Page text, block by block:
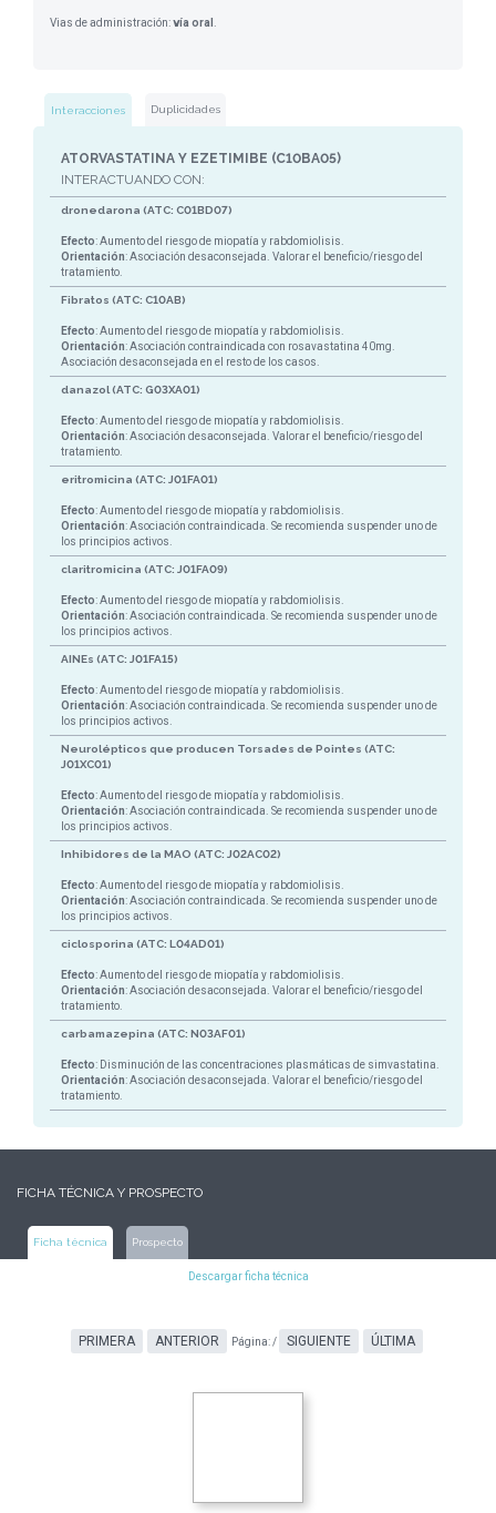
Vias de administración:vía oral
Interacciones Duplicidades
ATORVASTATINA Y EZETIMIBE (C10BA05)
INTERACTUANDO CON:
dronedarona (ATC: C01BD07)
Efecto: Aumento del riesgo de miopatía y rabdomiolisis.
Orientación: Asociación desaconsejada. Valorar el beneficio/riesgo del
tratamiento.
Fibratos (ATC: C10AB)
Efecto: Aumento del riesgo de miopatía y rabdomiolisis.
Orientación: Asociación contraindicada con rosavastatina 40mg.
Asociación desaconsejada en el resto de los casos.
danazol (ATC: G03XA01)
Efecto: Aumento del riesgo de miopatía y rabdomiolisis.
Orientación: Asociación desaconsejada. Valorar el beneficio/riesgo del
tratamiento.
eritromicina (ATC: J01FA01)
Efecto: Aumento del riesgo de miopatía y rabdomiolisis.
Orientación: Asociación contraindicada. Se recomienda suspender uno de
los principios activos.
claritromicina (ATC: J01FA09)
Efecto: Aumento del riesgo de miopatía y rabdomiolisis.
Orientación: Asociación contraindicada. Se recomienda suspender uno de
los principios activos.
AINEs (ATC: J01FA15)
Efecto: Aumento del riesgo de miopatía y rabdomiolisis.
Orientación: Asociación contraindicada. Se recomienda suspender uno de
los principios activos.
Neurolépticos que producen Torsades de Pointes (ATC:
J01XC01)
Efecto: Aumento del riesgo de miopatía y rabdomiolisis.
Orientación: Asociación contraindicada. Se recomienda suspender uno de
los principios activos.
Inhibidores de la MAO (ATC: J02AC02)
Efecto: Aumento del riesgo de miopatía y rabdomiolisis.
Orientación: Asociación contraindicada. Se recomienda suspender uno de
los principios activos.
ciclosporina (ATC: L04AD01)
Efecto: Aumento del riesgo de miopatía y rabdomiolisis.
Orientación: Asociación desaconsejada. Valorar el beneficio/riesgo del
tratamiento.
carbamazepina (ATC: N03AF01)
Efecto: Disminución de las concentraciones plasmáticas de simvastatina.
Orientación: Asociación desaconsejada. Valorar el beneficio/riesgo del
tratamiento.
FICHA TÉCNICA Y PROSPECTO
Ficha técnica Prospecto
Descargar ficha técnica
PRIMERA ANTERIOR Página:/ SIGUIENTE ÚLTIMA